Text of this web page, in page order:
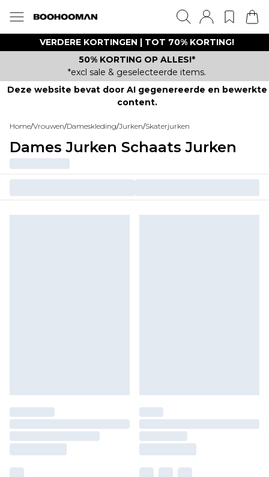
VERDERE KORTINGEN | TOT 70% KORTING!
50% KORTING OP ALLES!*
*excl sale & geselecteerde items.
Deze website bevat door AI gegenereerde en bewerkte
content.
Home/Vrouwen/Dameskleding/Jurken/Skaterjurken
Dames Jurken Schaats Jurken